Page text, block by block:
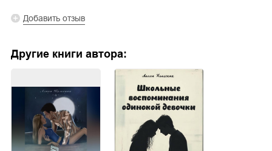
Добавить отзыв
Другие книги автора: